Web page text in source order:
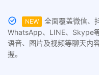
NEW
全面覆盖微信、
WhatsApp、LINE、Skype
语音、图片及视频等聊天内
握。